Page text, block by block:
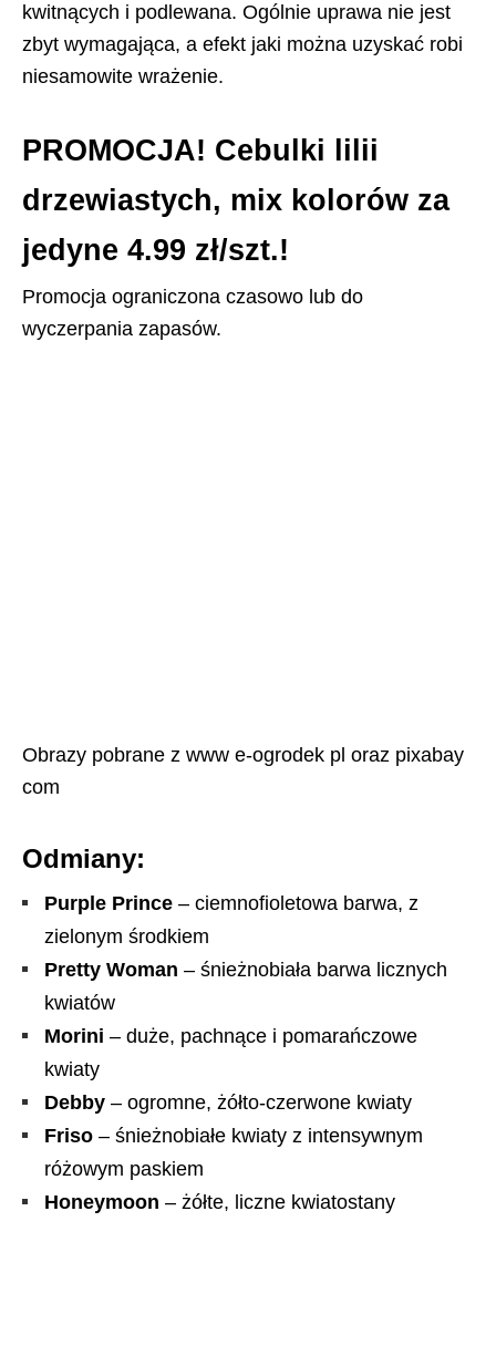
kwitnących i podlewana. Ogólnie uprawa nie jest
zbyt wymagająca, a efekt jaki można uzyskać robi
niesamowite wrażenie.
PROMOCJA! Cebulki lilii
drzewiastych, mix kolorów za
jedyne 4.99 zł/szt.!
Promocja ograniczona czasowo lub do
wyczerpania zapasów.
Obrazy pobrane z www e-ogrodek pl oraz pixabay
com
Odmiany:
Purple Prince – ciemnofioletowa barwa, z
zielonym środkiem
Pretty Woman – śnieżnobiała barwa licznych
kwiatów
Morini – duże, pachnące i pomarańczowe
kwiaty
Debby – ogromne, żółto-czerwone kwiaty
Friso – śnieżnobiałe kwiaty z intensywnym
różowym paskiem
Honeymoon – żółte, liczne kwiatostany